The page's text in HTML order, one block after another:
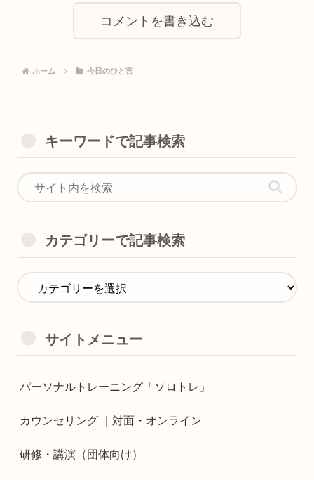
コメントを書き込む
ホーム 今日のひと言
キーワードで記事検索
カテゴリーで記事検索
サイトメニュー
パーソナルトレーニング「ソロトレ」
カウンセリング ｜対面・オンライン
研修・講演（団体向け）